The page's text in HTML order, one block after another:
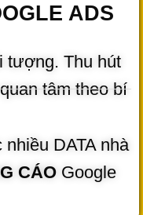
ADS
tượng. Thu hút
tâm theo bí
DATA nhà
CÁO Google